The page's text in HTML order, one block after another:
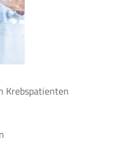
Krebspatienten